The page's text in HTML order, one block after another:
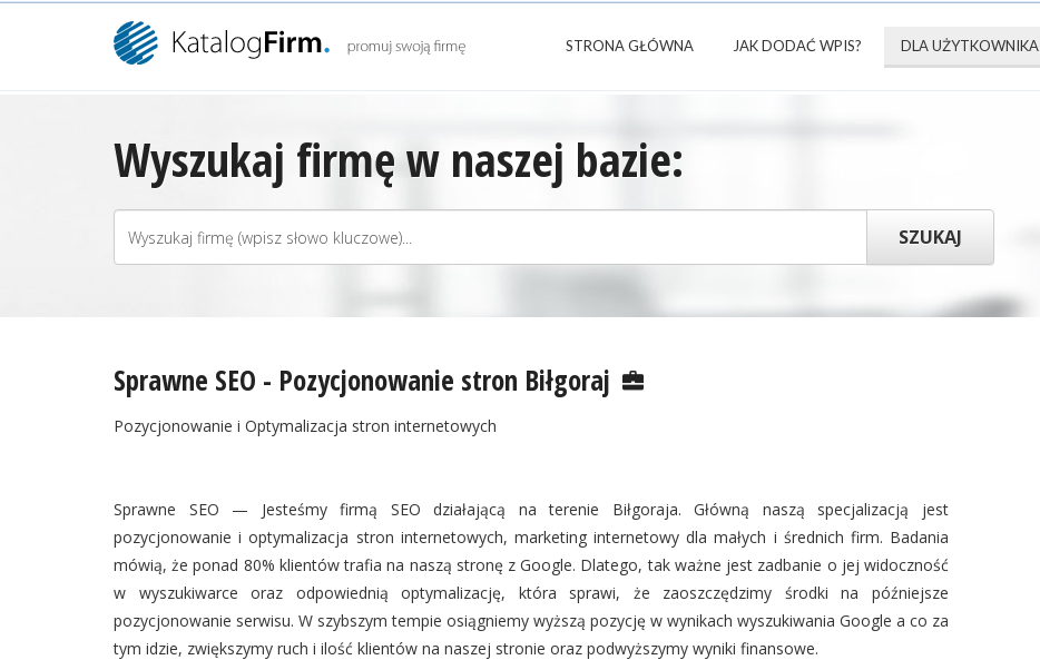
STRONA GŁÓWNA JAK DODAĆ WPIS? DLA UŻYTKOWNIKA
Wyszukaj firmę w naszej bazie:
Sprawne SEO - Pozycjonowanie stron Biłgoraj
Pozycjonowanie i Optymalizacja stron internetowych
Sprawne SEO — Jesteśmy firmą SEO działającą na terenie Biłgoraja. Główną naszą specjalizacją jest
pozycjonowanie i optymalizacja stron internetowych, marketing internetowy dla małych i średnich firm. Badania
mówią, że ponad 80% klientów trafia na naszą stronę z Google. Dlatego, tak ważne jest zadbanie o jej widoczność
w wyszukiwarce oraz odpowiednią optymalizację, która sprawi, że zaoszczędzimy środki na późniejsze
pozycjonowanie serwisu. W szybszym tempie osiągniemy wyższą pozycję w wynikach wyszukiwania Google a co za
tym idzie, zwiększymy ruch i ilość klientów na naszej stronie oraz podwyższymy wyniki finansowe.